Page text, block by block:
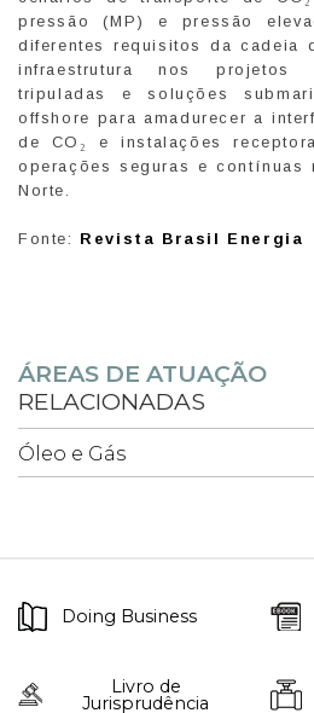
pressão (MP) e pressão
diferentes requisitos da cadeia
infraestrutura nos projetos
tripuladas e soluções
offshore para amadurecer a
de CO₂ e instalações
operações seguras e contínuas
Norte.
Fonte: Revista Brasil Energia
ÁREAS DE ATUAÇÃO
RELACIONADAS
Óleo e Gás
Doing Business
Livro de
Jurisprudência